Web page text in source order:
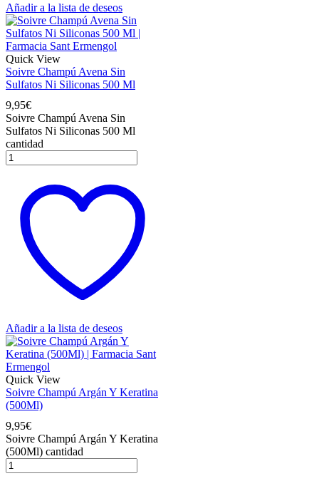
Añadir a la lista de deseos
Quick View
Soivre Champú Avena Sin
Sulfatos Ni Siliconas 500 Ml
9,95€
Soivre Champú Avena Sin
Sulfatos Ni Siliconas 500 Ml
cantidad
Añadir a la lista de deseos
Quick View
Soivre Champú Argán Y Keratina
(500Ml)
9,95€
Soivre Champú Argán Y Keratina
(500Ml) cantidad